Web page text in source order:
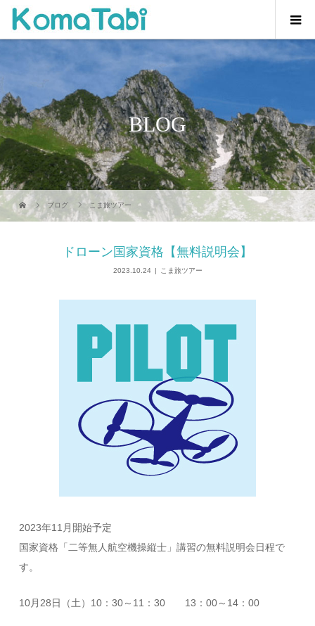
BLOG
ブログ こま旅ツアー
ドローン国家資格【無料説明会】
2023.10.24 こま旅ツアー
2023年11月開始予定
国家資格「二等無人航空機操縦士」講習の無料説明会日程で
す。
10月28日（土）10：30～11：30 13：00～14：00